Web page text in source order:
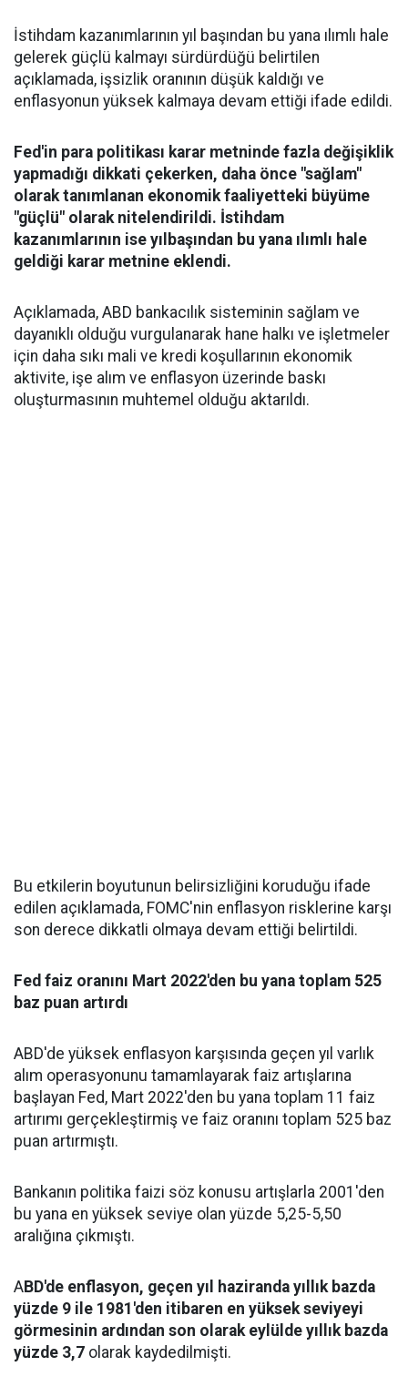
İstihdam kazanımlarının yıl başından bu yana ılımlı hale
gelerek güçlü kalmayı sürdürdüğü belirtilen
açıklamada, işsizlik oranının düşük kaldığı ve
enflasyonun yüksek kalmaya devam ettiği ifade edildi.
Fed'in para politikası karar metninde fazla değişiklik
yapmadığı dikkati çekerken, daha önce "sağlam"
olarak tanımlanan ekonomik faaliyetteki büyüme
"güçlü" olarak nitelendirildi. İstihdam
kazanımlarının ise yılbaşından bu yana ılımlı hale
geldiği karar metnine eklendi.
Açıklamada, ABD bankacılık sisteminin sağlam ve
dayanıklı olduğu vurgulanarak hane halkı ve işletmeler
için daha sıkı mali ve kredi koşullarının ekonomik
aktivite, işe alım ve enflasyon üzerinde baskı
oluşturmasının muhtemel olduğu aktarıldı.
Bu etkilerin boyutunun belirsizliğini koruduğu ifade
edilen açıklamada, FOMC'nin enflasyon risklerine karşı
son derece dikkatli olmaya devam ettiği belirtildi.
Fed faiz oranını Mart 2022'den bu yana toplam 525
baz puan artırdı
ABD'de yüksek enflasyon karşısında geçen yıl varlık
alım operasyonunu tamamlayarak faiz artışlarına
başlayan Fed, Mart 2022'den bu yana toplam 11 faiz
artırımı gerçekleştirmiş ve faiz oranını toplam 525 baz
puan artırmıştı.
Bankanın politika faizi söz konusu artışlarla 2001'den
bu yana en yüksek seviye olan yüzde 5,25-5,50
aralığına çıkmıştı.
ABD'de enflasyon, geçen yıl haziranda yıllık bazda
yüzde 9 ile 1981'den itibaren en yüksek seviyeyi
görmesinin ardından son olarak eylülde yıllık bazda
yüzde 3,7 olarak kaydedilmişti.